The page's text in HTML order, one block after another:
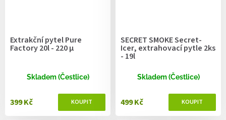
Extrakční pytel Pure
Factory 20l - 220 µ
Skladem (Čestlice)
399 Kč
SECRET SMOKE Secret-
Icer, extrahovací pytle 2ks
- 19l
Skladem (Čestlice)
499 Kč